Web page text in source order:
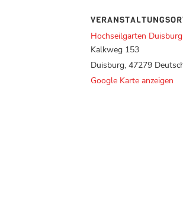
Hochseilgarten Duisburg
Kalkweg 153
Duisburg, 47279
Google Karte anzeigen